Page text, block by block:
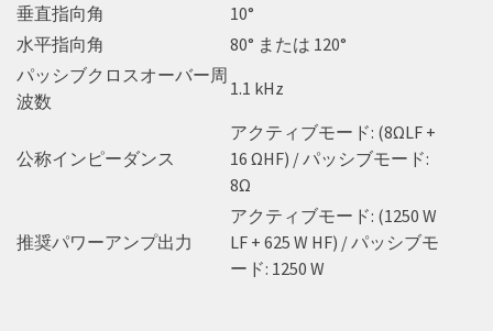
垂直指向角
10°
水平指向角
80° または 120°
パッシブクロスオーバー周
波数
1.1 kHz
公称インピーダンス
アクティブモード: (8ΩLF +
16 ΩHF) / パッシブモード:
8Ω
推奨パワーアンプ出力
アクティブモード: (1250 W
LF + 625 W HF) / パッシブモ
ード: 1250 W